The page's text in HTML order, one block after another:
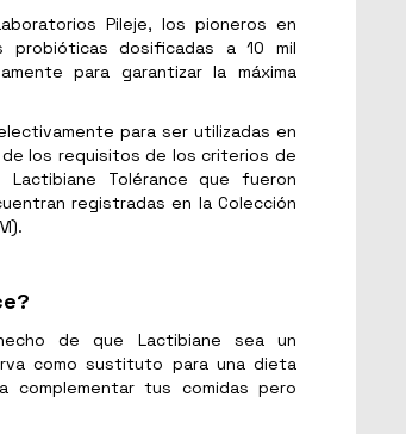
Pileje, los pioneros en
probióticas dosificadas a 10 mil
para garantizar la máxima
para ser utilizadas en
los requisitos de los criterios de
Lactibiane Tolérance que fueron
registradas en la Colección
de que Lactibiane sea un
como sustituto para una dieta
complementar tus comidas pero